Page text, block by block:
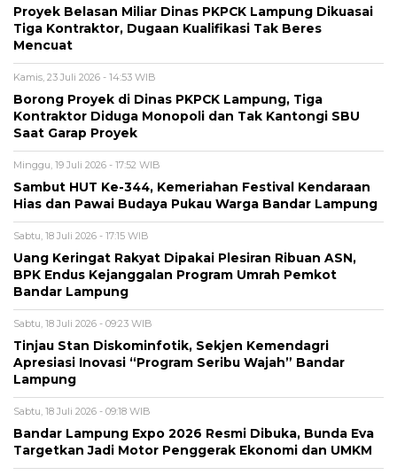
Proyek Belasan Miliar Dinas PKPCK Lampung Dikuasai
Tiga Kontraktor, Dugaan Kualifikasi Tak Beres
Mencuat
Kamis, 23 Juli 2026 - 14:53 WIB
Borong Proyek di Dinas PKPCK Lampung, Tiga
Kontraktor Diduga Monopoli dan Tak Kantongi SBU
Saat Garap Proyek
Minggu, 19 Juli 2026 - 17:52 WIB
Sambut HUT Ke-344, Kemeriahan Festival Kendaraan
Hias dan Pawai Budaya Pukau Warga Bandar Lampung
Sabtu, 18 Juli 2026 - 17:15 WIB
Uang Keringat Rakyat Dipakai Plesiran Ribuan ASN,
BPK Endus Kejanggalan Program Umrah Pemkot
Bandar Lampung
Sabtu, 18 Juli 2026 - 09:23 WIB
Tinjau Stan Diskominfotik, Sekjen Kemendagri
Apresiasi Inovasi “Program Seribu Wajah” Bandar
Lampung
Sabtu, 18 Juli 2026 - 09:18 WIB
Bandar Lampung Expo 2026 Resmi Dibuka, Bunda Eva
Targetkan Jadi Motor Penggerak Ekonomi dan UMKM